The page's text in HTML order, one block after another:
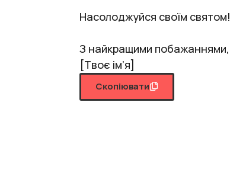
Насолоджуйся своїм святом!
З найкращими побажаннями,
[Твоє ім’я]
Скопіювати